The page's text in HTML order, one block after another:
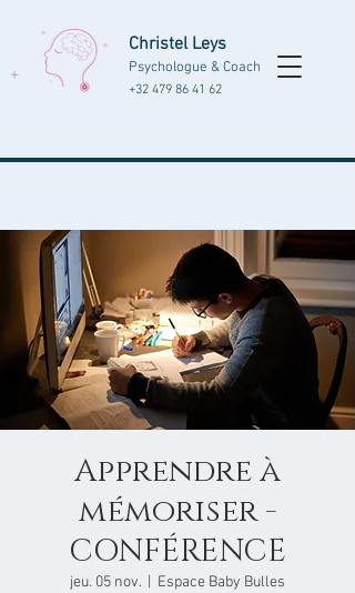
Christel Leys
Psychologue & Coach
+32 479 86 41 62
Apprendre à
mémoriser -
CONFÉRENCE
jeu. 05 nov. Espace Baby Bulles